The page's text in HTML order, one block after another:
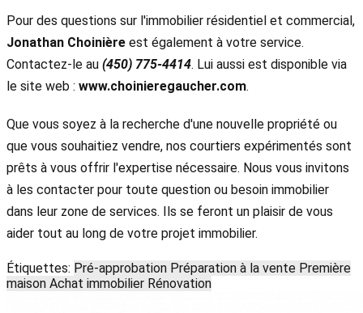
Pour des questions sur l'immobilier résidentiel et commercial,
Jonathan Choinière est également à votre service.
Contactez-le au (450) 775-4414. Lui aussi est disponible via
le site web : www.choinieregaucher.com.
Que vous soyez à la recherche d'une nouvelle propriété ou
que vous souhaitiez vendre, nos courtiers expérimentés sont
prêts à vous offrir l'expertise nécessaire. Nous vous invitons
à les contacter pour toute question ou besoin immobilier
dans leur zone de services. Ils se feront un plaisir de vous
aider tout au long de votre projet immobilier.
Étiquettes: Pré-approbation Préparation à la vente Première
maison Achat immobilier Rénovation